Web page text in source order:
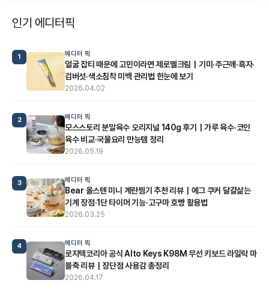
인기 에디터픽
1 에디터 픽
얼굴 잡티 때문에 고민이라면 제로멜크림｜기미·주근깨·흑자·
검버섯·색소침착 미백 관리법 한눈에 보기
2026.04.02
2 에디터 픽
모스스토리 분말육수 오리지널 140g 후기｜가루 육수·코인
육수 비교·국물요리 만능템 정리
2026.05.19
3 에디터 픽
Bear 올스텐 미니 계란찜기 추천 리뷰｜에그 쿠커 달걀삶는
기계 장점·1단 타이머 기능·고구마 호빵 활용법
2026.03.25
4 에디터 픽
로지텍코리아 공식 Alto Keys K98M 무선 키보드 라일락 마
블축 리뷰｜장단점 사용감 총정리
2026.04.17